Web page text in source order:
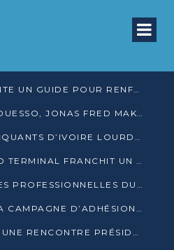
L’ACAT CONGO PRÉSENTE UN GUIDE POUR RENFORCER LES GARANTIES JUDICIAIRES EN GARDE À VUE
DEPUIS SA CELLULE À OUESSO, JONAS FRED MAKITA DÉNONCE CE QU’IL QUALIFIE DE DÉNI DE JUSTICE
BRACONNAGE : 3 TRAFIQUANTS D’IVOIRE LOURDEMENT CONDAMNÉS À DJAMBALA
POINTE-NOIRE : CONGO TERMINAL FRANCHIT UN CAP HISTORIQUE AVEC 99 MOUVEMENTS/HEURE
KELLÉ, L’ELDORADO DES PROFESSIONNELLES DU SEXE
LE PARTI DPC LANCE SA CAMPAGNE D’ADHÉSIONS ET VEUT STRUCTURER SA PRÉSENCE DANS LES 15 DÉPARTEMENTS
MACKY SALL À DAKAR : UNE RENCONTRE PRÉSIDENTIELLE QUI DIVISE L’OPINION SÉNÉGALAISE